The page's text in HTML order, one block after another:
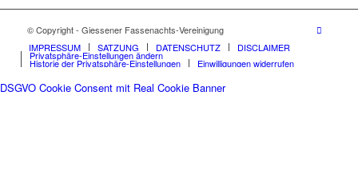
© Copyright - Giessener Fassenachts-Vereinigung
IMPRESSUM
SATZUNG DATENSCHUTZ DISCLAIMER
Privatsphäre-Einstellungen ändern
Historie der Privatsphäre-Einstellungen Einwilligungen widerrufen
DSGVO Cookie Consent mit Real Cookie Banner